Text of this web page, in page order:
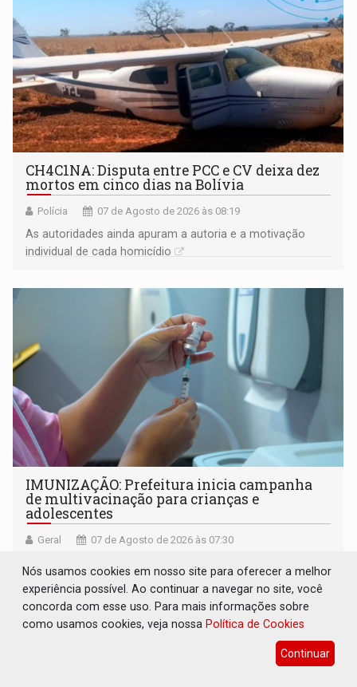
CH4C1NA: Disputa entre PCC e CV deixa dez
mortos em cinco dias na Bolívia
Polícia 07 de Agosto de 2026 às 08:19
As autoridades ainda apuram a autoria e a motivação
individual de cada homicídio
IMUNIZAÇÃO: Prefeitura inicia campanha
de multivacinação para crianças e
adolescentes
Geral 07 de Agosto de 2026 às 07:30
saúde, com grande Dia D de mobilização agendado para o
dia 22 de agosto
Nós usamos cookies em nosso site para oferecer a melhor
experiência possível. Ao continuar a navegar no site, você
concorda com esse uso. Para mais informações sobre
como usamos cookies, veja nossa Política de Cookies
Continuar